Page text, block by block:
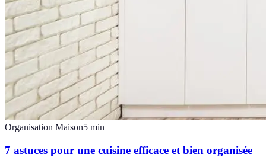
Organisation Maison5 min
7 astuces pour une cuisine efficace et bien organisée